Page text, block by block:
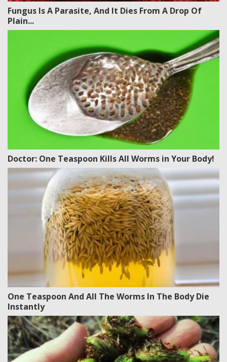
Fungus Is A Parasite, And It Dies From A Drop Of
Plain...
Doctor: One Teaspoon Kills All Worms in Your Body!
One Teaspoon And All The Worms In The Body Die
Instantly